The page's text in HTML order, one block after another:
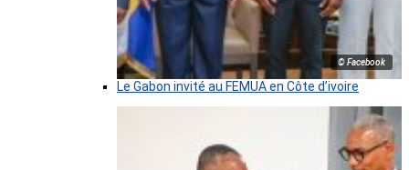
© Facebook
Le Gabon invité au FEMUA en Côte d’ivoire